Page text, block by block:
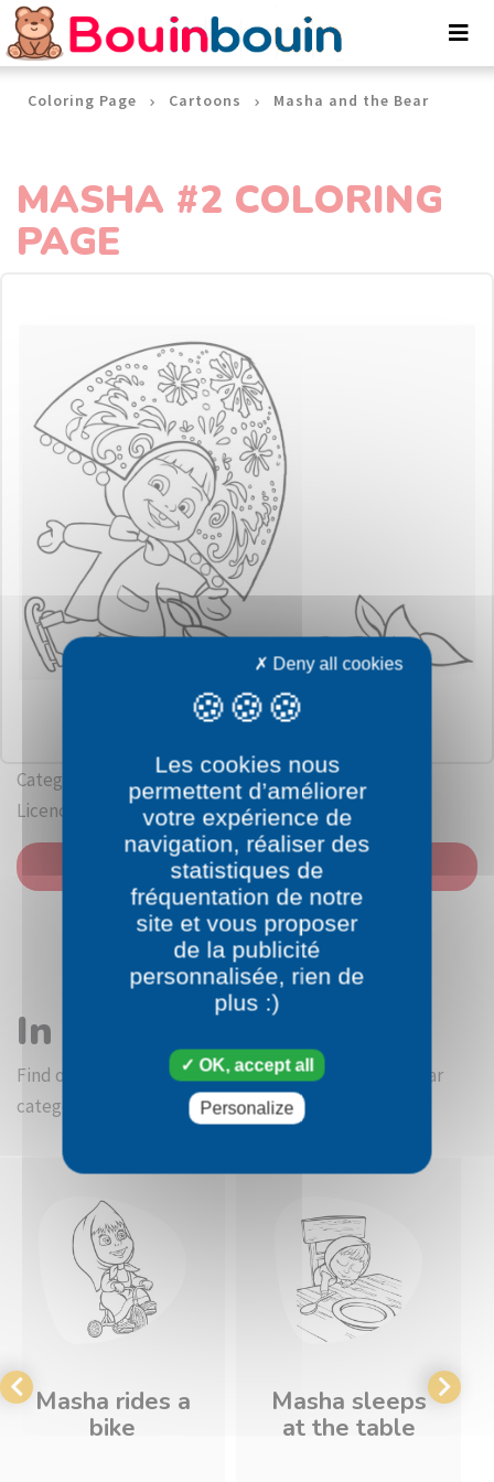
Coloring Page Cartoons Masha and the Bear
MASHA #2 COLORING
PAGE
Category: Masha and the Bear
Licence: Oleg Kouzovkov / Andreï Dobrounov
PRINT
In the same category
Find other coloring pictures in the Masha and the Bear
category
Masha rides a
bike
Masha sleeps
at the table
Cookies management panel
Les cookies nous
permettent d’améliorer
votre expérience de
navigation, réaliser des
statistiques de
fréquentation de notre
site et vous proposer
de la publicité
personnalisée, rien de
plus :)
OK, accept all
Deny all cookies
Personalize